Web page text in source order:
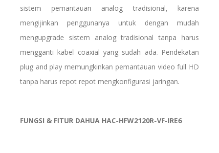
sistem pemantauan analog tradisional, karena
mengijinkan penggunanya untuk dengan mudah
mengupgrade sistem analog tradisional tanpa harus
mengganti kabel coaxial yang sudah ada. Pendekatan
plug and play memungkinkan pemantauan video full HD
tanpa harus repot repot mengkonfigurasi jaringan.
FUNGSI & FITUR DAHUA HAC-HFW2120R-VF-IRE6